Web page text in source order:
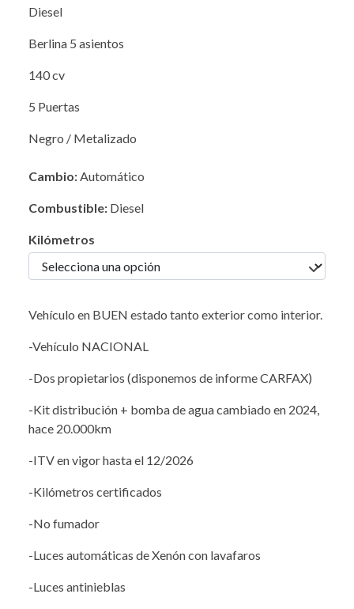
Diesel
Berlina 5 asientos
140 cv
5 Puertas
Negro / Metalizado
Cambio: Automático
Combustible: Diesel
Kilómetros
Vehículo en BUEN estado tanto exterior como interior.
-Vehículo NACIONAL
-Dos propietarios (disponemos de informe CARFAX)
-Kit distribución + bomba de agua cambiado en 2024,
hace 20.000km
-ITV en vigor hasta el 12/2026
-Kilómetros certificados
-No fumador
-Luces automáticas de Xenón con lavafaros
-Luces antinieblas